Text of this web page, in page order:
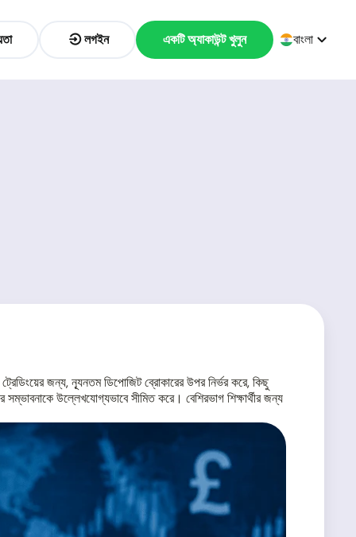
লগইন একটি অ্যাকাউন্ট খুলুন বাংলা
জন্য, ন্যূনতম ডিপোজিট ব্রোকারের উপর নির্ভর করে, কিছু
উল্লেখযোগ্যভাবে সীমিত করে। বেশিরভাগ শিক্ষার্থীর জন্য